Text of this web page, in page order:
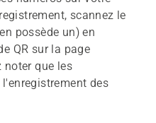
scannez le
possède un) en
QR sur la page
noter que les
des